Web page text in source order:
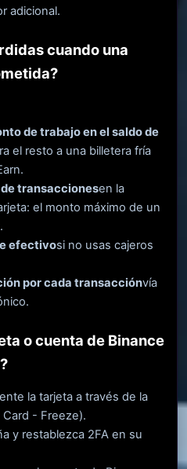
adicional.
cuando una
de trabajo en el saldo de
el resto a una billetera fría
transaccionesen la
el monto máximo de un
efectivosi no usas cajeros
por cada transacciónvía
o cuenta de Binance
la tarjeta a través de la
- Freeze).
y restablezca 2FA en su